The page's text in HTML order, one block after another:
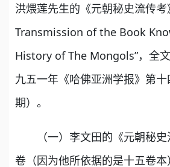
洪煨莲先生的《元朝秘史流传考
Transmission of the Book
History of The Mongols”，全
九五一年《哈佛亚洲学报》第
期）。
（一）李文田的《元朝秘史
卷（因为他所依据的是十五卷